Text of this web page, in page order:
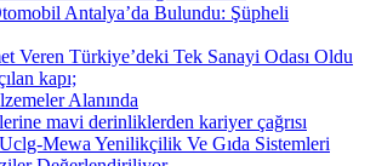
Antalya’da Bulundu: Şüpheli
Veren Türkiye’deki Tek Sanayi Odası Oldu
kapı;
Alanında
mavi derinliklerden kariyer çağrısı
Mewa Yenilikçilik Ve Gıda Sistemleri